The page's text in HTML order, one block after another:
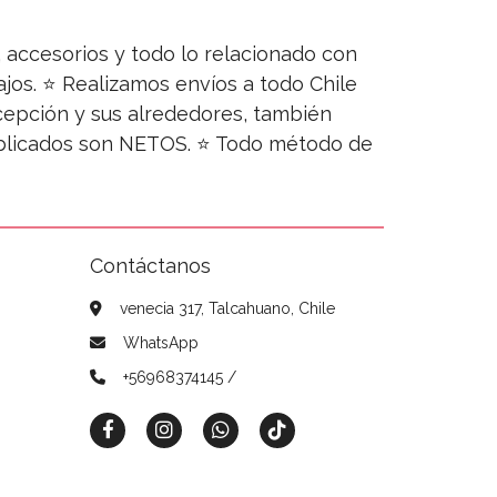
accesorios y todo lo relacionado con
⭐ Realizamos envíos a todo Chile
y sus alrededores, también
son NETOS. ⭐ Todo método de
Contáctanos
venecia 317, Talcahuano, Chile
WhatsApp
+56968374145 /